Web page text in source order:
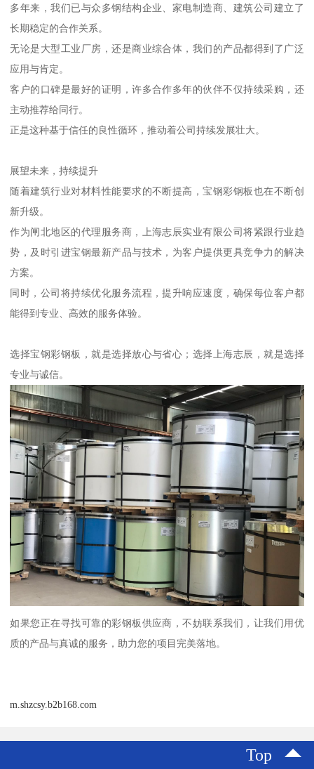
多年来，我们已与众多钢结构企业、家电制造商、建筑公司建立了
长期稳定的合作关系。
无论是大型工业厂房，还是商业综合体，我们的产品都得到了广泛
应用与肯定。
客户的口碑是最好的证明，许多合作多年的伙伴不仅持续采购，还
主动推荐给同行。
正是这种基于信任的良性循环，推动着公司持续发展壮大。
展望未来，持续提升
随着建筑行业对材料性能要求的不断提高，宝钢彩钢板也在不断创
新升级。
作为闸北地区的代理服务商，上海志辰实业有限公司将紧跟行业趋
势，及时引进宝钢最新产品与技术，为客户提供更具竞争力的解决
方案。
同时，公司将持续优化服务流程，提升响应速度，确保每位客户都
能得到专业、高效的服务体验。
选择宝钢彩钢板，就是选择放心与省心；选择上海志辰，就是选择
专业与诚信。
如果您正在寻找可靠的彩钢板供应商，不妨联系我们，让我们用优
质的产品与真诚的服务，助力您的项目完美落地。
m.shzcsy.b2b168.com
Top